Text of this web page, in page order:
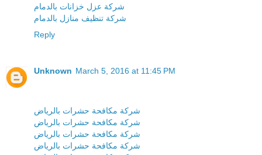
شركة عزل خزانات بالدمام
شركة تنظيف منازل بالدمام
Reply
Unknown March 5, 2016 at 11:45 PM
شركة مكافحة حشرات بالرياض
شركة مكافحة حشرات بالرياض
شركة مكافحة حشرات بالرياض
شركة مكافحة حشرات بالرياض